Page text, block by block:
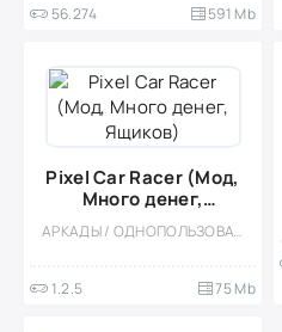
56.274 591 Mb
Pixel Car Racer (Мод,
Много денег,
Ящиков)
АРКАДЫ / ОДНОПОЛЬЗОВАТЕЛЬСКИЕ / ПИКСЕЛЬНАЯ / КАЗУАЛЬНЫЕ / МАЛЕНЬКАЯ / ГОНКИ / ДРАГ-РЕЙСИНГ / ОФЛАЙН
1.2.5 75 Mb